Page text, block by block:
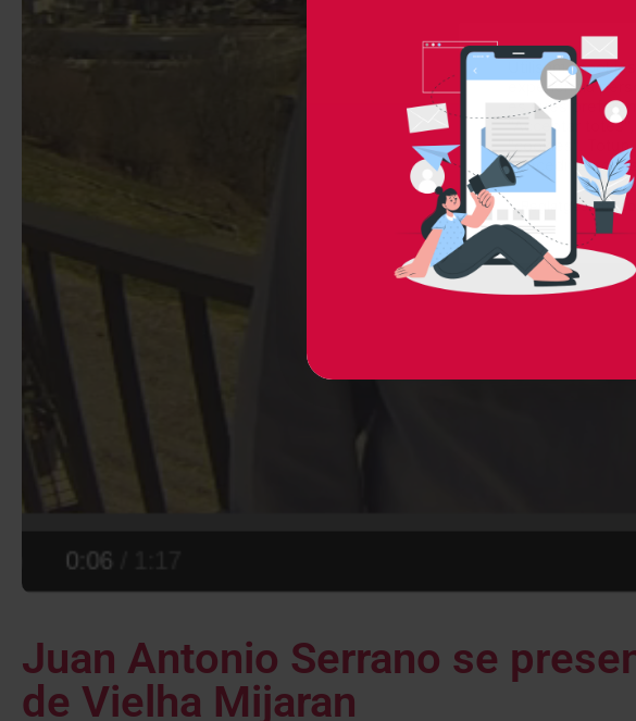
Juan Antonio Serrano se
de Vielha Mijaran
Utilisam
experiéncia
es sues
"Acceptar
"cookies".
concedir un
Reglatges de